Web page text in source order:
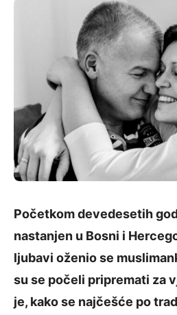
Početkom devedesetih
nastanjen u Bosni i
ljubavi oženio se
su se počeli pripremati za
je, kako se najčešće po